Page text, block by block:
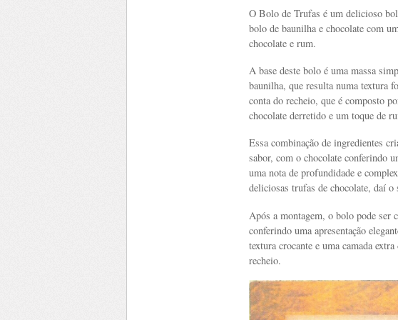
O Bolo de Trufas é um delicioso
bolo de baunilha e chocolate com
chocolate e rum.
A base deste bolo é uma massa
baunilha, que resulta numa textura
conta do recheio, que é composto
chocolate derretido e um toque de
Essa combinação de ingredientes
sabor, com o chocolate conferindo
uma nota de profundidade e
deliciosas trufas de chocolate, daí o
Após a montagem, o bolo pode ser
conferindo uma apresentação
textura crocante e uma camada
recheio.